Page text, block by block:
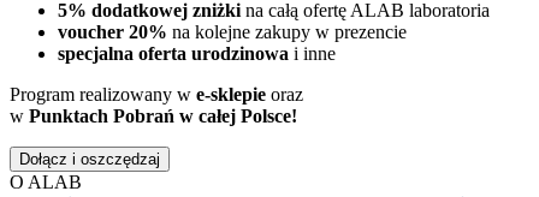
5% dodatkowej zniżki na całą ofertę ALAB laboratoria
voucher 20% na kolejne zakupy w prezencie
specjalna oferta urodzinowa i inne
Program realizowany w e-sklepie oraz
w Punktach Pobrań w całej Polsce!
Dołącz i oszczędzaj
O ALAB